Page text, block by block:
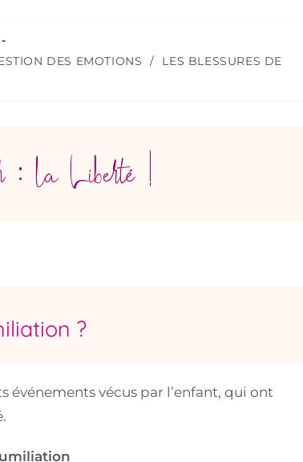
DES EMOTIONS /
LES BLESSURES DE
: la Liberté !
?
événements vécus par l’enfant, qui ont